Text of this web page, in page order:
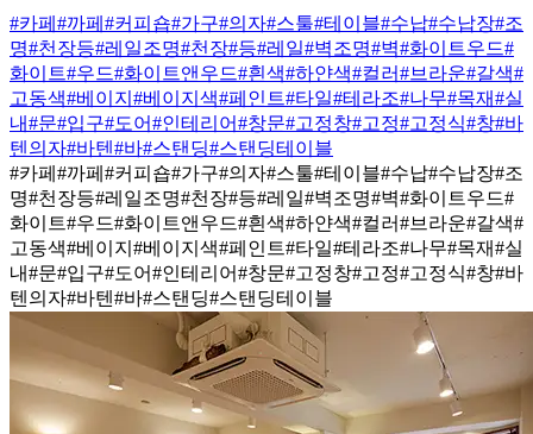
#카페 #까페 #커피숍#가구#의자#스툴#테이블#수납#수납장#조
명#천장등#레일조명#천장#등#레일#벽조명#벽#화이트우드#
화이트#우드#화이트앤우드#흰색#하얀색#컬러#브라운#갈색#
고동색#베이지 #베이지색#페인트#타일#테라조#나무#목재#실
내#문#입구#도어#인테리어#창문#고정창#고정#고정식#창#바
텐의자#바텐 #바#스탠딩#스탠딩테이블
#카페 #까페 #커피숍#가구#의자#스툴#테이블#수납#수납장#조
명#천장등#레일조명#천장#등#레일#벽조명#벽#화이트우드#
화이트#우드#화이트앤우드#흰색#하얀색#컬러#브라운#갈색#
고동색#베이지 #베이지색#페인트#타일#테라조#나무#목재#실
내#문#입구#도어#인테리어#창문#고정창#고정#고정식#창#바
텐의자#바텐 #바#스탠딩#스탠딩테이블